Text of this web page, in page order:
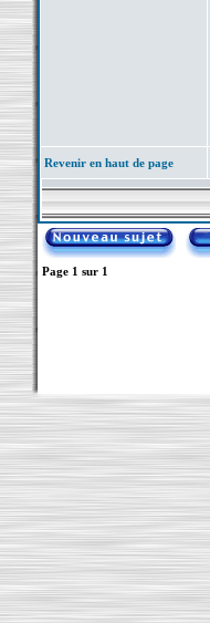
Revenir en haut de page
Page 1 sur 1